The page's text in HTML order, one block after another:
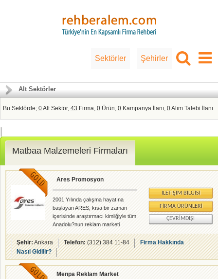
Sektörler Şehirler
Alt Sektörler
Bu Sektörde; 0Alt Sektör, 43 Firma, 0 Ürün, 0 Kampanya İlanı, 0Alım Talebi İlanı
Matbaa Malzemeleri Firmaları
Ares Promosyon
2001 Yılında çalışma hayatına
başlayan ARES; kısa bir zaman
içerisinde araştırmacı kimliğiyle tüm
Anadolu?nun reklam marketi
unvanını kazanarak, serigrafi
konusunda uzmanlaşan kadrosu ile
A? dan Z? ye tüm serigrafi
malzemelerini bünyesinde
bulundurarak müşterilerinin her
türlü ihtiyacına cevap verebilecek
İLETIŞIM BILGISI
FIRMA ÜRÜNLERI
ÇEVRIMDIŞI
Şehir:Ankara Telefon:(312) 384 11-84
Firma Hakkında
Nasıl Gidilir?
Menpa Reklam Market